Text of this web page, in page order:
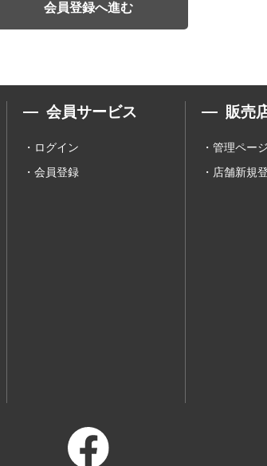
会員登録へ進む
会員サービス
ログイン
会員登録
販売
管理ペー
店舗新規